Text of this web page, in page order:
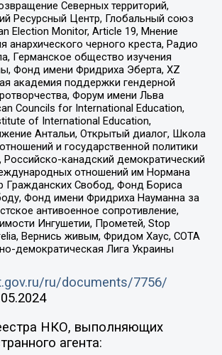
Северных территорий,
Ресурсный Центр, Глобальный союз
Election Monitor, Article 19, Мнение
анархического черного креста, Радио
Германское общество изучения
Фонд имени Фридриха Эберта, XZ
академия поддержки гендерной
Форум имени Льва
Councils for International Education,
of International Education,
Антальи, Открытый диалог, Школа
и государственной политики
канадский демократический
отношений им Нормана
Гражданских Свобод, Фонд Бориса
Фонд имени Фридриха Науманна за
антивоенное сопротивление,
Ингушетии, Прометей, Stop
Вернись живым, Фридом Хаус, СОТА
демократическая Лига Украины
ru/documents/7756/
НКО, выполняющих
агента: